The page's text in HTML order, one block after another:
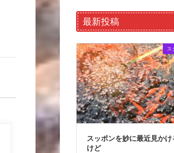
最新投稿
ス
スッポンを妙に最近見かけ
けど